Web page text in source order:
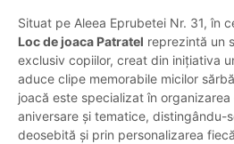
Situat pe Aleea Eprubetei Nr. 31, în
Loc de joaca Patratel reprezintă un
exclusiv copiilor, creat din inițiativa
aduce clipe memorabile micilor
joacă este specializat în
aniversare și tematice, distingându-
deosebită și prin personalizarea